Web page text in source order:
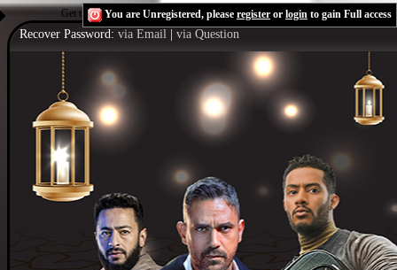
Get the Flash Playerto see this player.Shoutcast & Icecast Server
You are Unregistered, please register or login to gain Full access
Recover Password: via Email via Question